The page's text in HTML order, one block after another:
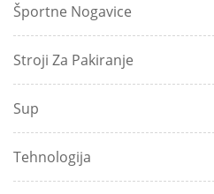
Športne Nogavice
Stroji Za Pakiranje
Sup
Tehnologija